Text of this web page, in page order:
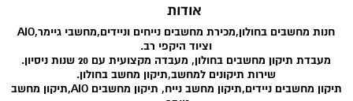
אודות
חנות מחשבים בחולון,מכירת מחשבים נייחים וניידים,מחשבי גיימר,AIO
וציוד היקפי רב.
מעבדת תיקון מחשבים בחולון, מעבדה מקצועית עם 20 שנות ניסיון.
שירות תיקונים למחשב,תיקון מחשב בחולון.
תיקון מחשבים ניידים,תיקון מחשב נייח, תיקון מחשבים AIO,תיקון מחשב